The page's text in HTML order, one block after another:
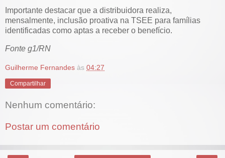
Importante destacar que a distribuidora realiza,
mensalmente, inclusão proativa na TSEE para famílias
identificadas como aptas a receber o benefício.
Fonte g1/RN
Guilherme Fernandes às 04:27
Compartilhar
Nenhum comentário:
Postar um comentário